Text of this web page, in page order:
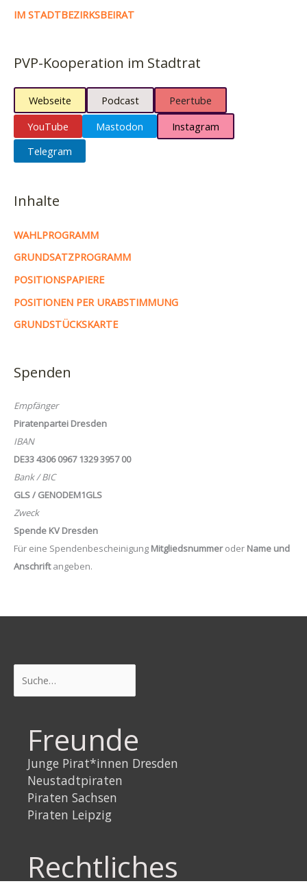
IM STADTBEZIRKSBEIRAT
PVP-Kooperation im Stadtrat
Webseite Podcast
Peertube
YouTube
Mastodon
Instagram
Telegram
Inhalte
WAHLPROGRAMM
GRUNDSATZPROGRAMM
POSITIONSPAPIERE
POSITIONEN PER URABSTIMMUNG
GRUNDSTÜCKSKARTE
Spenden
Empfänger
Piratenpartei Dresden
IBAN
DE33 4306 0967 1329 3957 00
Bank / BIC
GLS / GENODEM1GLS
Zweck
Spende KV Dresden
Für eine Spendenbescheinigung Mitgliedsnummeroder Name und
Anschriftangeben.
Freunde
Junge Pirat*innen Dresden
Neustadtpiraten
Piraten Sachsen
Piraten Leipzig
Rechtliches